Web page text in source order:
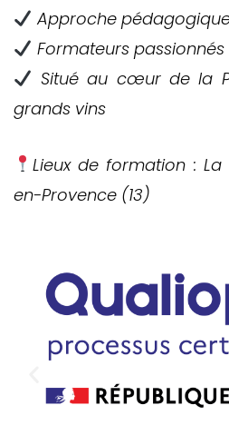
Approche
Formateurs
Situé au cœur de la
grands vins
Lieux de formation :
en-Provence (13)